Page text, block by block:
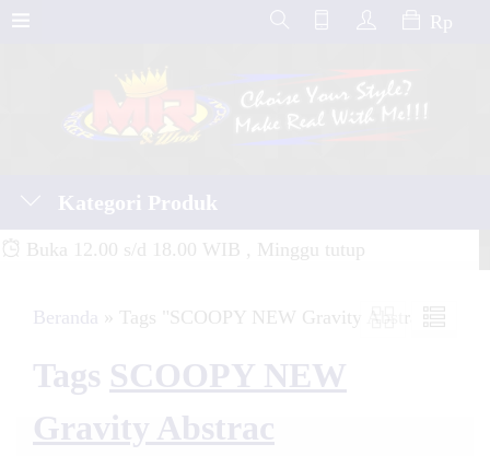
Rp
Kategori Produk
Buka 12.00 s/d 18.00 WIB , Minggu tutup
Beranda » Tags "SCOOPY NEW Gravity Abstrac"
Tags SCOOPY NEW
Gravity Abstrac